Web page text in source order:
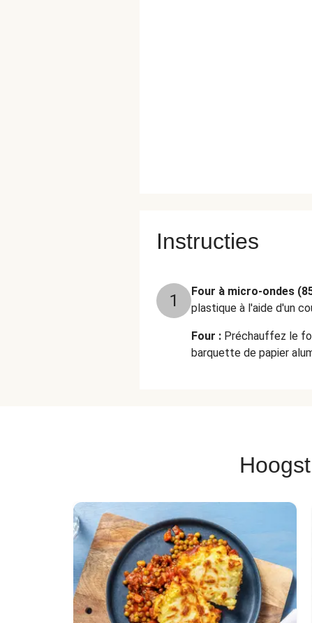
Instructies
1 Four à micro-ondes
plastique à l'aide d'un
Four : Préchauffez le
barquette de papier